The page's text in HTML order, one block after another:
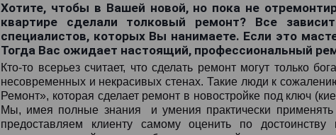
Хотите, чтобы в Вашей новой, но пока не
квартире сделали толковый ремонт? Все
специалистов, которых Вы нанимаете. Если это
Тогда Вас ожидает настоящий, профессиональный
Кто-то всерьез считает, что сделать ремонт могут только
несовременных и некрасивых стенах. Такие люди к
Ремонт», которая сделает ремонт в новостройке под ключ
Мы, имея полные знания и умения практически
предоставляем клиенту самому оценить по